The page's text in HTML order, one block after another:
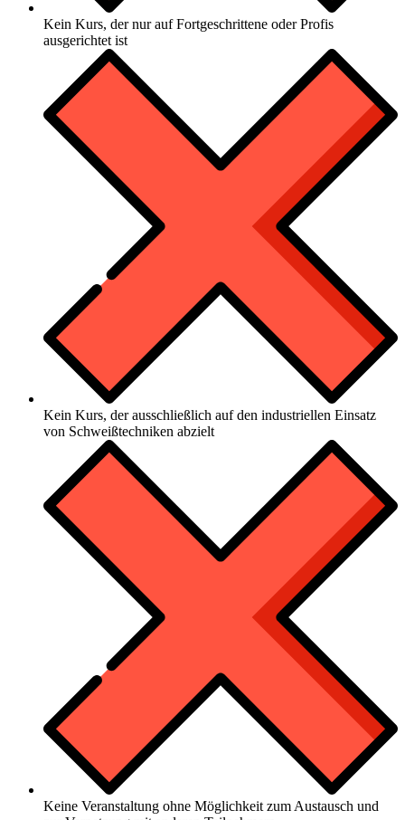
Kein Kurs, der nur auf Fortgeschrittene oder Profis
ausgerichtet ist
Kein Kurs, der ausschließlich auf den industriellen Einsatz
von Schweißtechniken abzielt
Keine Veranstaltung ohne Möglichkeit zum Austausch und